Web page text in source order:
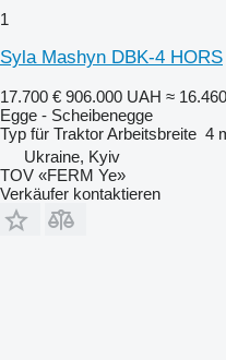
1
Syla Mashyn DBK-4 HORS
17.700 € 906.000 UAH ≈
Egge - Scheibenegge
Typ für TraktorArbeitsbreite 4
Ukraine, Kyiv
TOV «FERM Ye»
Verkäufer kontaktieren